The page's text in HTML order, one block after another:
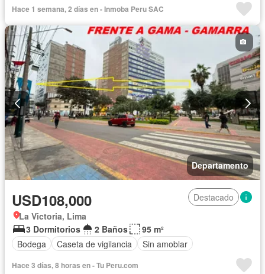
Hace 1 semana, 2 días en - Inmoba Peru SAC
Departamento
USD108,000
Destacado
La Victoria, Lima
3 Dormitorios
2 Baños
95 m²
Bodega
Caseta de vigilancia Sin amoblar
Hace 3 días, 8 horas en - Tu Peru.com